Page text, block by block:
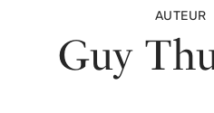
AUTEUR
Guy